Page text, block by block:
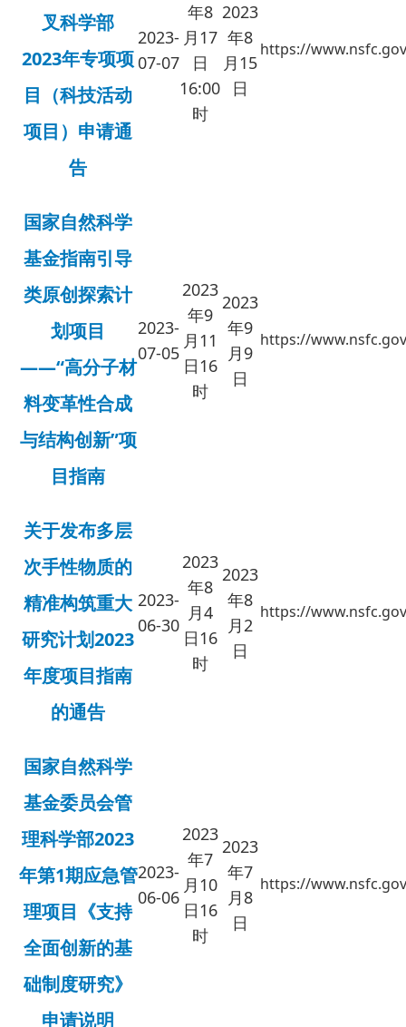
叉科学部
2023年专项项
目（科技活动
项目）申请通
告
2023-
07-07
年8
月17
日
16:00
时
2023
年8
月15
日
https://
国家自然科学
基金指南引导
类原创探索计
划项目
——“高分子材
料变革性合成
与结构创新”项
目指南
2023-
07-05
2023
年9
月11
日16
时
2023
年9
月9
日
https://
关于发布多层
次手性物质的
精准构筑重大
研究计划2023
年度项目指南
的通告
2023-
06-30
2023
年8
月4
日16
时
2023
年8
月2
日
https://
国家自然科学
基金委员会管
理科学部2023
年第1期应急管
理项目《支持
全面创新的基
础制度研究》
申请说明
2023-
06-06
2023
年7
月10
日16
时
2023
年7
月8
日
https://